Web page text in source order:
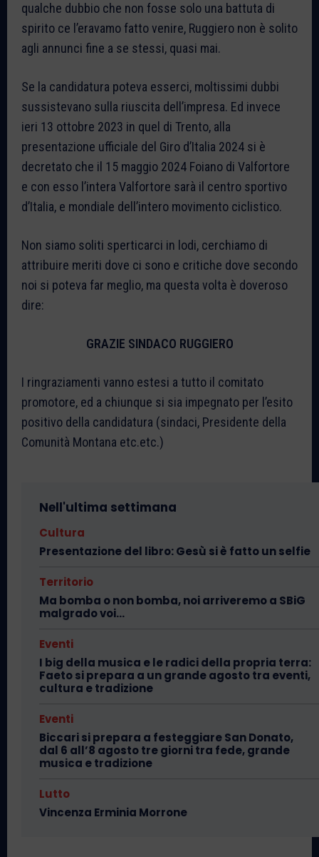
qualche dubbio che non fosse solo una battuta di
spirito ce l’eravamo fatto venire, Ruggiero non è solito
agli annunci fine a se stessi, quasi mai.
Se la candidatura poteva esserci, moltissimi dubbi
sussistevano sulla riuscita dell’impresa. Ed invece
ieri 13 ottobre 2023 in quel di Trento, alla
presentazione ufficiale del Giro d’Italia 2024 si è
decretato che il 15 maggio 2024 Foiano di Valfortore
e con esso l’intera Valfortore sarà il centro sportivo
d’Italia, e mondiale dell’intero movimento ciclistico.
Non siamo soliti sperticarci in lodi, cerchiamo di
attribuire meriti dove ci sono e critiche dove secondo
noi si poteva far meglio, ma questa volta è doveroso
dire:
GRAZIE SINDACO RUGGIERO
I ringraziamenti vanno estesi a tutto il comitato
promotore, ed a chiunque si sia impegnato per l’esito
positivo della candidatura (sindaci, Presidente della
Comunità Montana etc.etc.)
Nell'ultima settimana
Cultura
Presentazione del libro: Gesù si è fatto un selfie
Territorio
Ma bomba o non bomba, noi arriveremo a SBiG
malgrado voi…
Eventi
I big della musica e le radici della propria terra:
Faeto si prepara a un grande agosto tra eventi,
cultura e tradizione
Eventi
Biccari si prepara a festeggiare San Donato,
dal 6 all’8 agosto tre giorni tra fede, grande
musica e tradizione
Lutto
Vincenza Erminia Morrone